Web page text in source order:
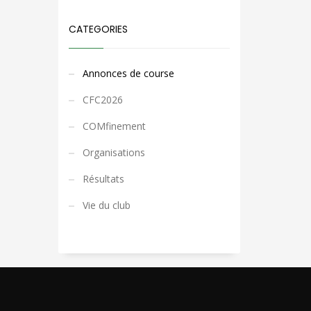
CATEGORIES
Annonces de course
CFC2026
COMfinement
Organisations
Résultats
Vie du club